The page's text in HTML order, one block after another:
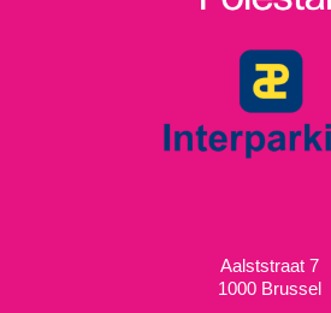
Aalststraat 7
1000 Brussel